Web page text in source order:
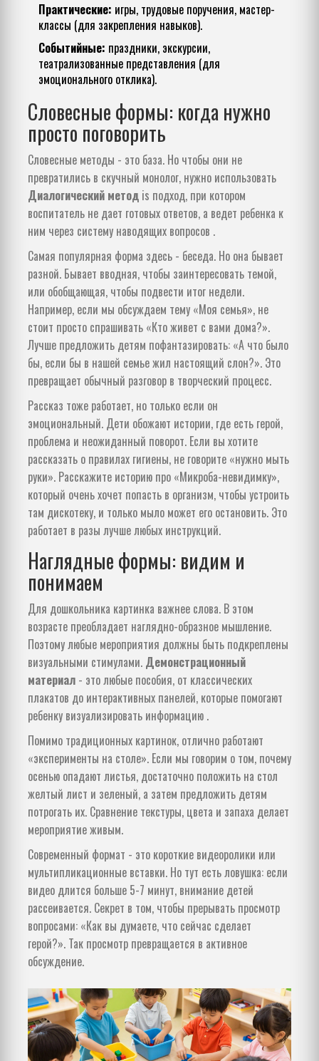
Практические: игры, трудовые поручения, мастер-
классы (для закрепления навыков).
Событийные: праздники, экскурсии,
театрализованные представления (для
эмоционального отклика).
Словесные формы: когда нужно
просто поговорить
Словесные методы - это база. Но чтобы они не
превратились в скучный монолог, нужно использовать
Диалогический метод is подход, при котором
воспитатель не дает готовых ответов, а ведет ребенка к
ним через систему наводящих вопросов .
Самая популярная форма здесь - беседа. Но она бывает
разной. Бывает вводная, чтобы заинтересовать темой,
или обобщающая, чтобы подвести итог недели.
Например, если мы обсуждаем тему «Моя семья», не
стоит просто спрашивать «Кто живет с вами дома?».
Лучше предложить детям пофантазировать: «А что было
бы, если бы в нашей семье жил настоящий слон?». Это
превращает обычный разговор в творческий процесс.
Рассказ тоже работает, но только если он
эмоциональный. Дети обожают истории, где есть герой,
проблема и неожиданный поворот. Если вы хотите
рассказать о правилах гигиены, не говорите «нужно мыть
руки». Расскажите историю про «Микроба-невидимку»,
который очень хочет попасть в организм, чтобы устроить
там дискотеку, и только мыло может его остановить. Это
работает в разы лучше любых инструкций.
Наглядные формы: видим и
понимаем
Для дошкольника картинка важнее слова. В этом
возрасте преобладает наглядно-образное мышление.
Поэтому любые мероприятия должны быть подкреплены
визуальными стимулами. Демонстрационный
материал - это любые пособия, от классических
плакатов до интерактивных панелей, которые помогают
ребенку визуализировать информацию .
Помимо традиционных картинок, отлично работают
«эксперименты на столе». Если мы говорим о том, почему
осенью опадают листья, достаточно положить на стол
желтый лист и зеленый, а затем предложить детям
потрогать их. Сравнение текстуры, цвета и запаха делает
мероприятие живым.
Современный формат - это короткие видеоролики или
мультипликационные вставки. Но тут есть ловушка: если
видео длится больше 5-7 минут, внимание детей
рассеивается. Секрет в том, чтобы прерывать просмотр
вопросами: «Как вы думаете, что сейчас сделает
герой?». Так просмотр превращается в активное
обсуждение.